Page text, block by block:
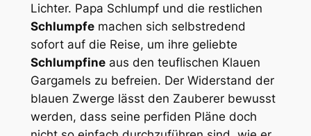
Lichter. Papa Schlumpf und die restlichen
Schlumpfemachen sich selbstredend
sofort auf die Reise, um ihre geliebte
Schlumpfineaus den teuflischen Klauen
Gargamels zu befreien. Der Widerstand der
blauen Zwerge lässt den Zauberer bewusst
werden, dass seine perfiden Pläne doch